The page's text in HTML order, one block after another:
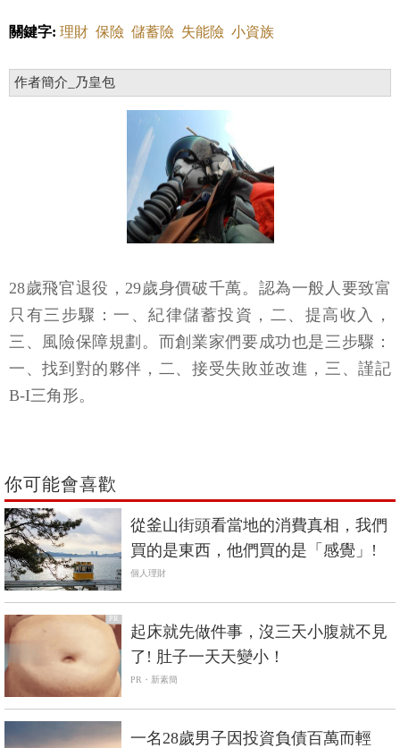
關鍵字: 理財 保險 儲蓄險 失能險 小資族
作者簡介_乃皇包
28歲飛官退役，29歲身價破千萬。認為一般人要致富
只有三步驟：一、紀律儲蓄投資，二、提高收入，
三、風險保障規劃。而創業家們要成功也是三步驟：
一、找到對的夥伴，二、接受失敗並改進，三、謹記
B-I三角形。
你可能會喜歡
從釜山街頭看當地的消費真相，我們
買的是東西，他們買的是「感覺」!
個人理財
PR
起床就先做件事，沒三天小腹就不見
了! 肚子一天天變小！
PR・新素簡
一名28歲男子因投資負債百萬而輕